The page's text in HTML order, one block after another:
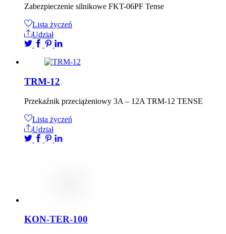
Zabezpieczenie silnikowe FKT-06PF Tense
Lista życzeń
Udział
TRM-12
Przekaźnik przeciążeniowy 3A – 12A TRM-12 TENSE
Lista życzeń
Udział
KON-TER-100